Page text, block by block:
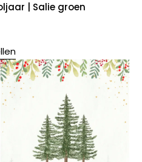
| Salie groen